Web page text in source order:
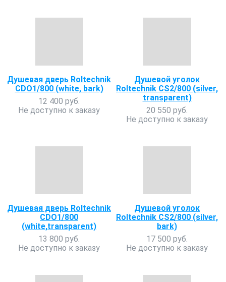
Душевая дверь Roltechnik
CDO1/800 (white, bark)
12 400 руб.
Не доступно к заказу
Душевой уголок
Roltechnik CS2/800 (silver,
transparent)
20 550 руб.
Не доступно к заказу
Душевая дверь Roltechnik
CDO1/800
(white,transparent)
13 800 руб.
Не доступно к заказу
Душевой уголок
Roltechnik CS2/800 (silver,
bark)
17 500 руб.
Не доступно к заказу